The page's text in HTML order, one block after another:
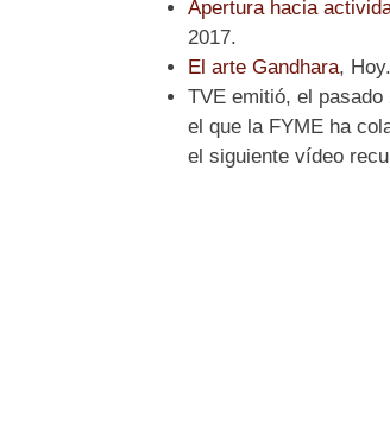
Apertura hacia
2017.
El arte Gandhara,
TVE emitió, el
el que la FYME ha
el siguiente vídeo